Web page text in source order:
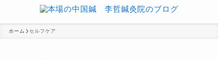
ホーム セルフケア